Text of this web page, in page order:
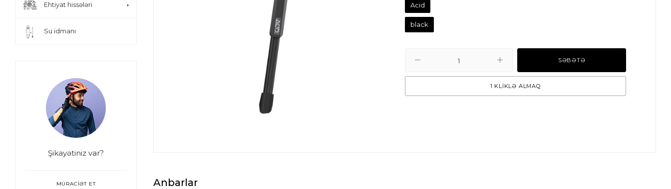
Acid
black
SƏBƏTƏ
1 KLİKLƏ ALMAQ
Anbarlar
Ehtiyat hissələri
Su idmanı
Şikayətiniz var?
MÜRACİƏT ET